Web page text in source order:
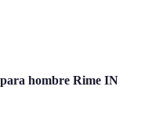
hombre Rime IN